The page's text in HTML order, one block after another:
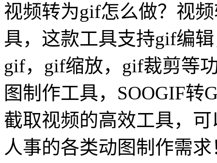
视频转为gif怎么做？视
具，这款工具支持gif编
gif，gif缩放，gif裁剪等
图制作工具，SOOGIF
截取视频的高效工具，
人事的各类动图制作需